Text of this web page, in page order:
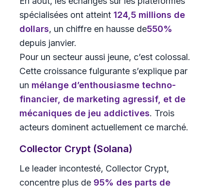
spécialisées ont atteint 124,5 millions de
dollars, un chiffre en hausse de550%
depuis janvier.
Pour un secteur aussi jeune, c’est colossal.
Cette croissance fulgurante s’explique par
un mélange d’enthousiasme techno-
financier, de marketing agressif, et de
mécaniques de jeu addictives. Trois
acteurs dominent actuellement ce marché.
Collector Crypt (Solana)
Le leader incontesté, Collector Crypt,
concentre plus de 95% des parts de